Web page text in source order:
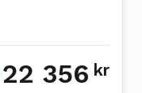
22 356 kr